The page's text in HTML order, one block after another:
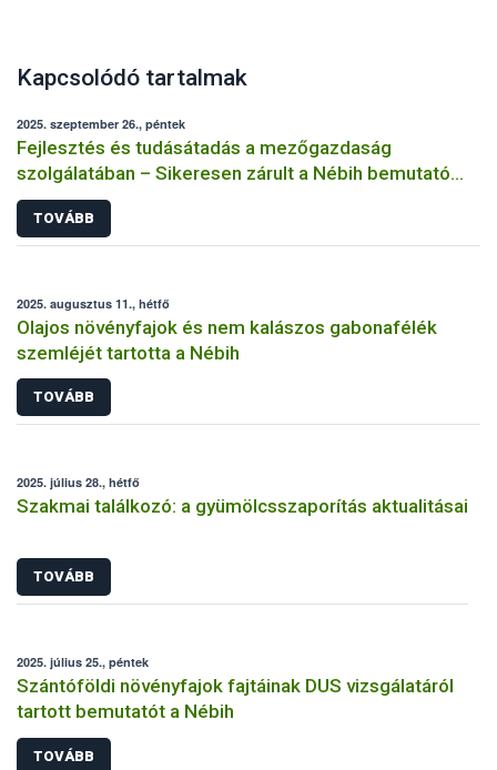
Kapcsolódó tartalmak
2025. szeptember 26., péntek
Fejlesztés és tudásátadás a mezőgazdaság
szolgálatában – Sikeresen zárult a Nébih bemutató
üzemi projektje
TOVÁBB
2025. augusztus 11., hétfő
Olajos növényfajok és nem kalászos gabonafélék
szemléjét tartotta a Nébih
TOVÁBB
2025. július 28., hétfő
Szakmai találkozó: a gyümölcsszaporítás aktualitásai
TOVÁBB
2025. július 25., péntek
Szántóföldi növényfajok fajtáinak DUS vizsgálatáról
tartott bemutatót a Nébih
TOVÁBB